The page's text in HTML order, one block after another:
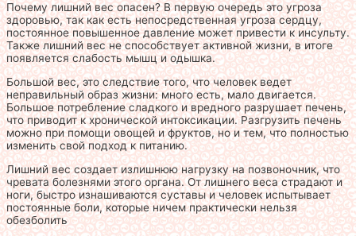
Почему лишний вес опасен? В первую очередь это угроза
здоровью, так как есть непосредственная угроза сердцу,
постоянное повышенное давление может привести к инсульту.
Также лишний вес не способствует активной жизни, в итоге
появляется слабость мышц и одышка.
Большой вес, это следствие того, что человек ведет
неправильный образ жизни: много есть, мало двигается.
Большое потребление сладкого и вредного разрушает печень,
что приводит к хронической интоксикации. Разгрузить печень
можно при помощи овощей и фруктов, но и тем, что полностью
изменить свой подход к питанию.
Лишний вес создает излишнюю нагрузку на позвоночник, что
чревата болезнями этого органа. От лишнего веса страдают и
ноги, быстро изнашиваются суставы и человек испытывает
постоянные боли, которые ничем практически нельзя
обезболить